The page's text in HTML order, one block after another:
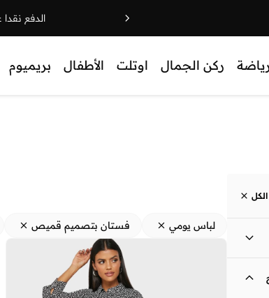
الدفع نقدا
ركن الجمال اوتلت الأطفال بريميوم
لباس يومي فستان بتصميم قميص